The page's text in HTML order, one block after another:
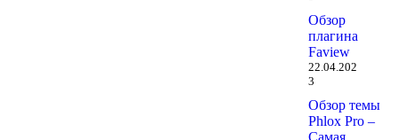
Обзор
плагина
Faview
22.04.202
3
Обзор темы
Phlox Pro –
Самая